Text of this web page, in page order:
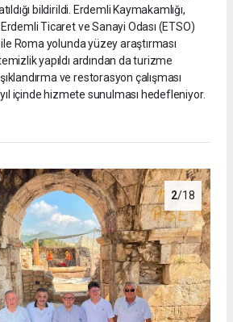
bildirildi. Erdemli Kaymakamlığı,
Ticaret ve Sanayi Odası (ETSO)
ile Roma yolunda yüzey araştırması
yapıldı ardından da turizme
ve restorasyon çalışması
içinde hizmete sunulması hedefleniyor.
2/18